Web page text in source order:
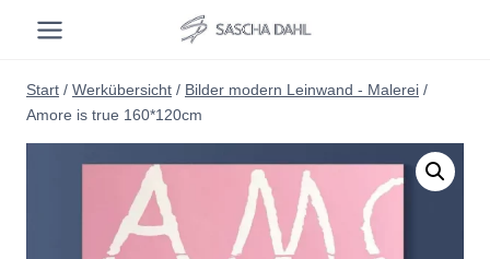
Inhalt
Start / Werkübersicht / Bilder modern Leinwand - Malerei /
Amore is true 160*120cm